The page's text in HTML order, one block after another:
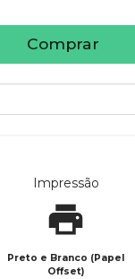
Comprar
Impressão
Preto e Branco (Papel
Offset)